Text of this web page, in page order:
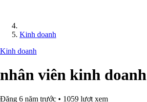
Kinh doanh
Kinh doanh
nhân viên kinh doanh
Đăng 6 năm trước • 1059 lượt xem